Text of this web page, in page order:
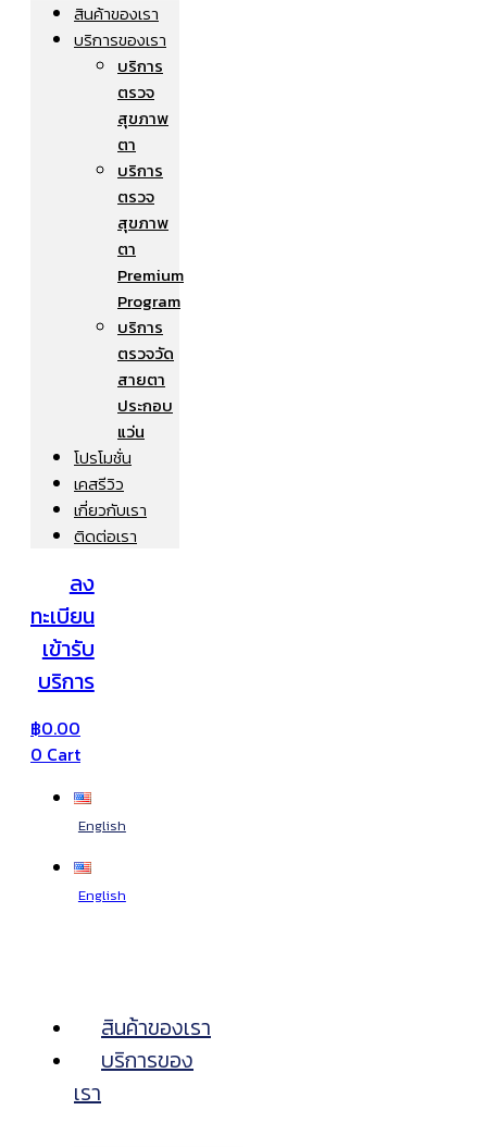
สินค้าของเรา
บริการของเรา
บริการ
ตรวจ
สุขภาพ
ตา
บริการ
ตรวจ
สุขภาพ
ตา
Premium
Program
บริการ
ตรวจวัด
สายตา
ประกอบ
แว่น
โปรโมชั่น
เคสรีวิว
เกี่ยวกับเรา
ติดต่อเรา
ลง
ทะเบียน
เข้ารับ
บริการ
฿0.00
0 Cart
English
English
สินค้าของเรา
บริการของ
เรา